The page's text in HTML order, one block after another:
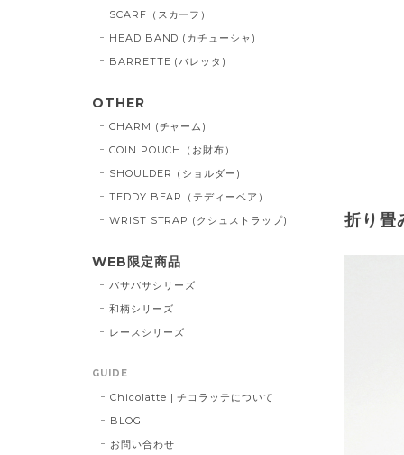
折り畳
SCARF（スカーフ）
HEAD BAND (カチューシャ)
BARRETTE (バレッタ)
OTHER
CHARM (チャーム)
COIN POUCH（お財布）
SHOULDER（ショルダー)
TEDDY BEAR（テディーベア）
WRIST STRAP (クシュストラップ)
WEB限定商品
バサバサシリーズ
和柄シリーズ
レースシリーズ
GUIDE
Chicolatte | チコラッテについて
BLOG
お問い合わせ